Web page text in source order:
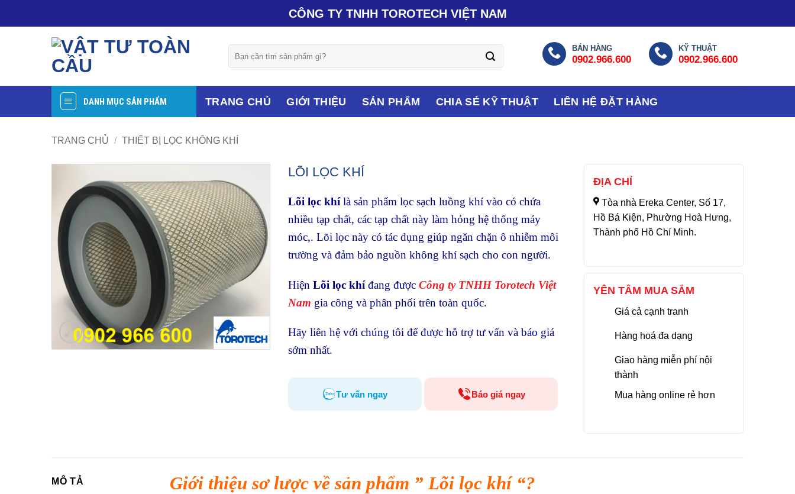
CÔNG TY TNHH TOROTECH VIỆT NAM
kiếm:
BÁN HÀNG
0902.966.600
KỸ THUẬT
0902.966.600
DANH MỤC SẢN PHẨM TRANG CHỦ GIỚI THIỆU SẢN PHẨM CHIA SẺ KỸ THUẬT LIÊN HỆ ĐẶT HÀNG
TRANG CHỦ / THIẾT BỊ LỌC KHÔNG KHÍ
LÕI LỌC KHÍ
Lõi lọc khílà sản phẩm lọc sạch luồng khí vào có chứa
nhiều tạp chất, các tạp chất này làm hỏng hệ thống máy
móc,. Lõi lọc này có tác dụng giúp ngăn chặn ô nhiễm môi
trường và đảm bảo nguồn không khí sạch cho con người.
Hiện Lõi lọc khíđang được Công ty TNHH Torotech Việt
Nam gia công và phân phối trên toàn quốc.
Hãy liên hệ với chúng tôi để được hỗ trợ tư vấn và báo giá
sớm nhất.
Tư vấn ngay Báo giá ngay
ĐỊA CHỈ
Tòa nhà Ereka Center, Số 17,
Hồ Bá Kiện, Phường Hoà Hưng,
Thành phố Hồ Chí Minh.
YÊN TÂM MUA SẮM
Giá cả cạnh tranh
Hàng hoá đa dạng
Giao hàng miễn phí nội
thành
Mua hàng online rẻ hơn
MÔ TẢ Giới thiệu sơ lược về sản phẩm ” Lõi lọc khí “?